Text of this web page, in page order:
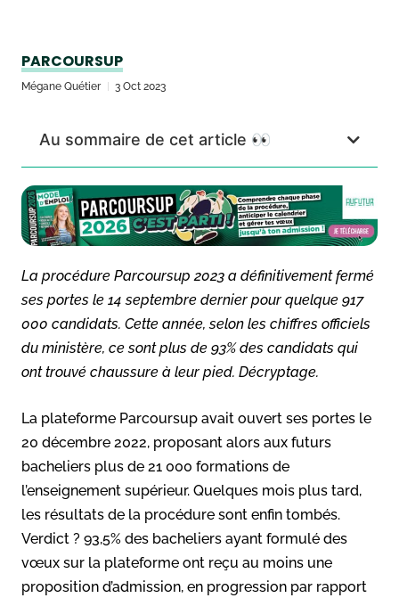
PARCOURSUP
Mégane Quétier 3 Oct 2023
Au sommaire de cet article 👀
La procédure Parcoursup 2023 a définitivement fermé
ses portes le 14 septembre dernier pour quelque 917
000 candidats. Cette année, selon les chiffres officiels
du ministère, ce sont plus de 93% des candidats qui
ont trouvé chaussure à leur pied. Décryptage.
La plateforme Parcoursup avait ouvert ses portes le
20 décembre 2022, proposant alors aux futurs
bacheliers plus de 21 000 formations de
l’enseignement supérieur. Quelques mois plus tard,
les résultats de la procédure sont enfin tombés.
Verdict ? 93,5% des bacheliers ayant formulé des
vœux sur la plateforme ont reçu au moins une
proposition d’admission, en progression par rapport